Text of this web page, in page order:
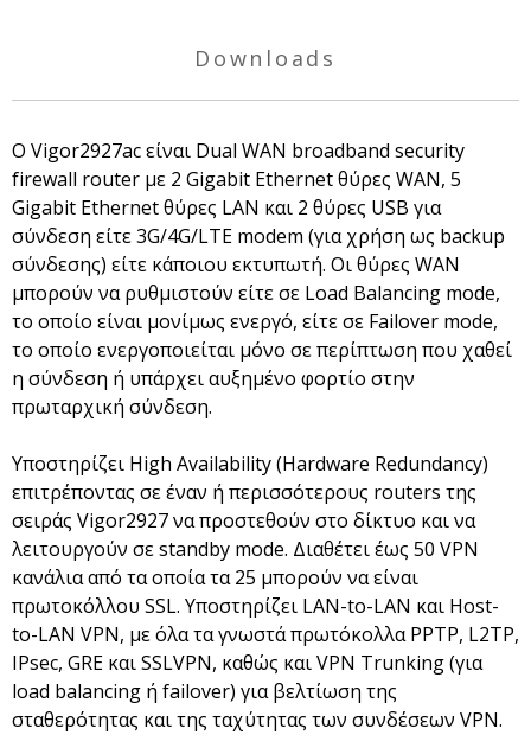
Downloads
O Vigor2927ac είναι Dual WAN broadband security
firewall router με 2 Gigabit Ethernet θύρες WAN, 5
Gigabit Ethernet θύρες LAN και 2 θύρες USB για
σύνδεση είτε 3G/4G/LTE modem (για χρήση ως backup
σύνδεσης) είτε κάποιου εκτυπωτή. Οι θύρες WAN
μπορούν να ρυθμιστούν είτε σε Load Balancing mode,
το οποίο είναι μονίμως ενεργό, είτε σε Failover mode,
το οποίο ενεργοποιείται μόνο σε περίπτωση που χαθεί
η σύνδεση ή υπάρχει αυξημένο φορτίο στην
πρωταρχική σύνδεση.
Υποστηρίζει High Availability (Hardware Redundancy)
επιτρέποντας σε έναν ή περισσότερους routers της
σειράς Vigor2927 να προστεθούν στο δίκτυο και να
λειτουργούν σε standby mode. Διαθέτει έως 50 VPN
κανάλια από τα οποία τα 25 μπορούν να είναι
πρωτοκόλλου SSL. Υποστηρίζει LAN-to-LAN και Host-
to-LAN VPN, με όλα τα γνωστά πρωτόκολλα PPTP, L2TP,
IPsec, GRE και SSLVPN, καθώς και VPN Trunking (για
load balancing ή failover) για βελτίωση της
σταθερότητας και της ταχύτητας των συνδέσεων VPN.